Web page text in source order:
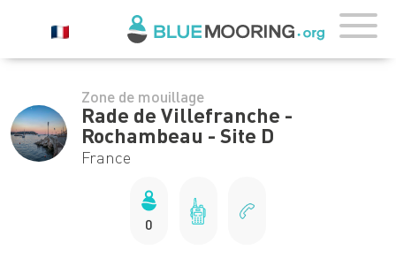
Zone de mouillage
Rade de Villefranche -
Rochambeau - Site D
France
0